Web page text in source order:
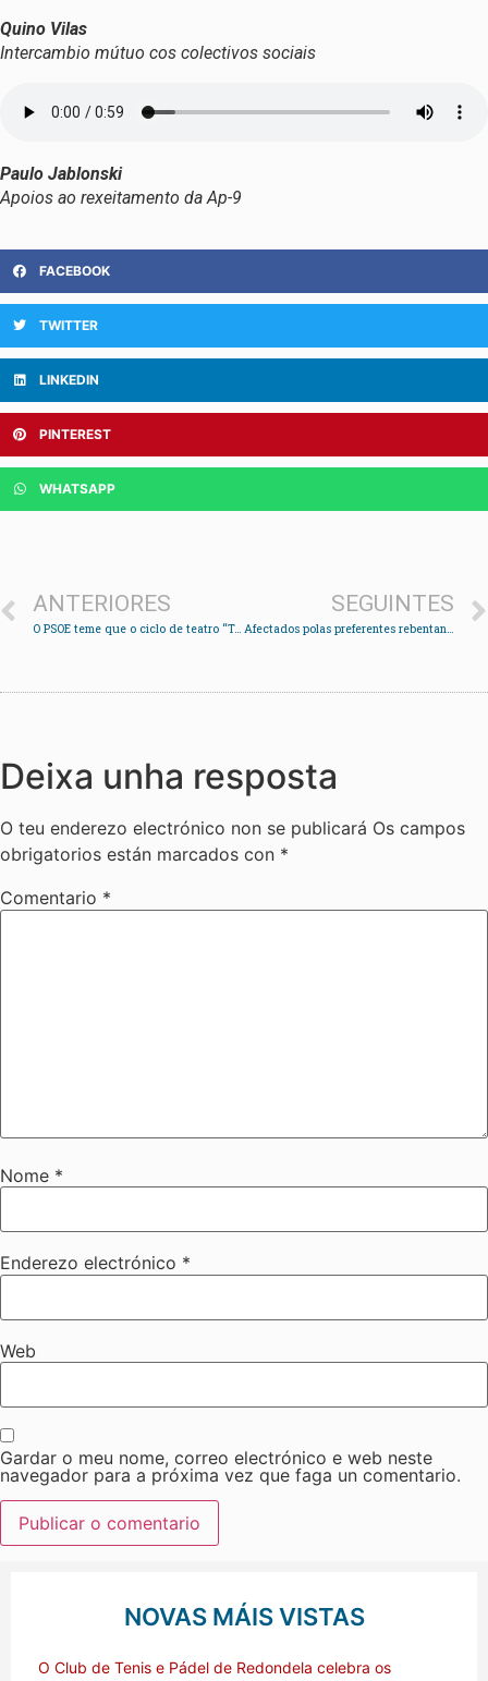
Quino Vilas
Intercambio mútuo cos colectivos sociais
Paulo Jablonski
Apoios ao rexeitamento da Ap-9
FACEBOOK
TWITTER
LINKEDIN
PINTEREST
WHATSAPP
ANTERIORES
O PSOE teme que o ciclo de teatro “Teatrarte” non se leve a cabo este ano
SEGUINTES
Afectados polas preferentes rebentan o pleno en Redondela
Deixa unha resposta
O teu enderezo electrónico non se publicará Os campos
obrigatorios están marcados con *
Comentario *
Nome *
Enderezo electrónico *
Web
Gardar o meu nome, correo electrónico e web neste
navegador para a próxima vez que faga un comentario.
NOVAS MÁIS VISTAS
O Club de Tenis e Pádel de Redondela celebra os